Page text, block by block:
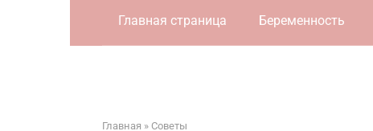
Главная страница Беременность
Главная » Советы